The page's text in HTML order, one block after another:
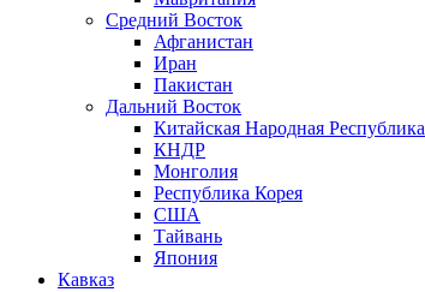
Средний Восток
Афганистан
Иран
Пакистан
Дальний Восток
Китайская Народная Республика
КНДР
Монголия
Республика Корея
США
Тайвань
Япония
Кавказ